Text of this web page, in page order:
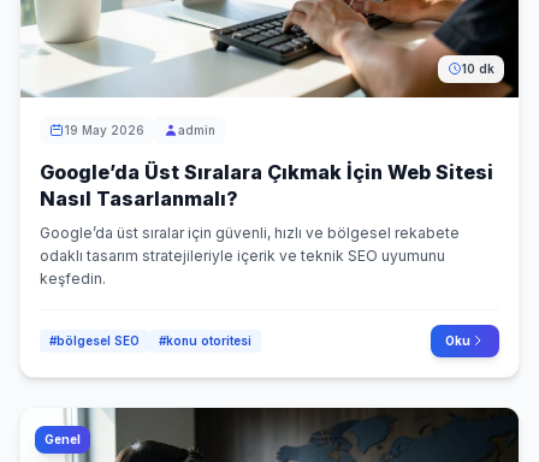
10 dk
19 May 2026 admin
Google’da Üst Sıralara Çıkmak İçin Web Sitesi
Nasıl Tasarlanmalı?
Google’da üst sıralar için güvenli, hızlı ve bölgesel rekabete
odaklı tasarım stratejileriyle içerik ve teknik SEO uyumunu
keşfedin.
#bölgesel SEO #konu otoritesi Oku
Genel